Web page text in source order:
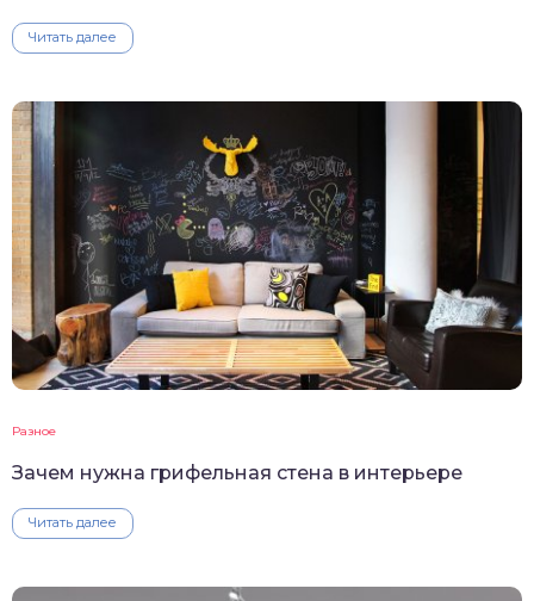
Читать далее
Разное
Зачем нужна грифельная стена в интерьере
Читать далее